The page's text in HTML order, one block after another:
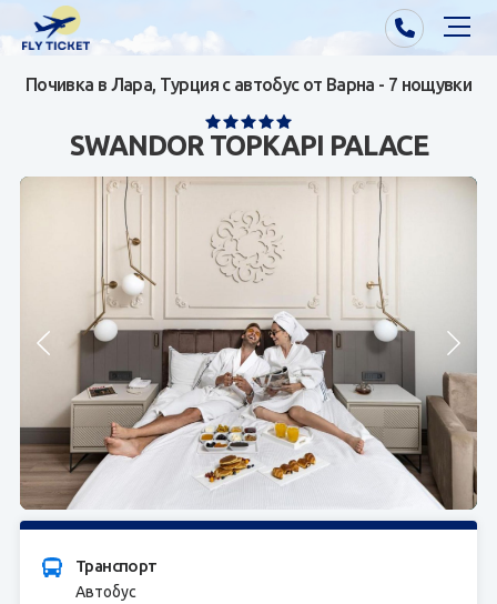
Почивки от Варна
Екзотика
Почивки от София/Пловдив/Бургас
Самолетни билети
За нас
Почивка в Лара, Турция с автобус от Варна - 7 нощувки
SWANDOR TOPKAPI PALACE
Транспорт
Автобус